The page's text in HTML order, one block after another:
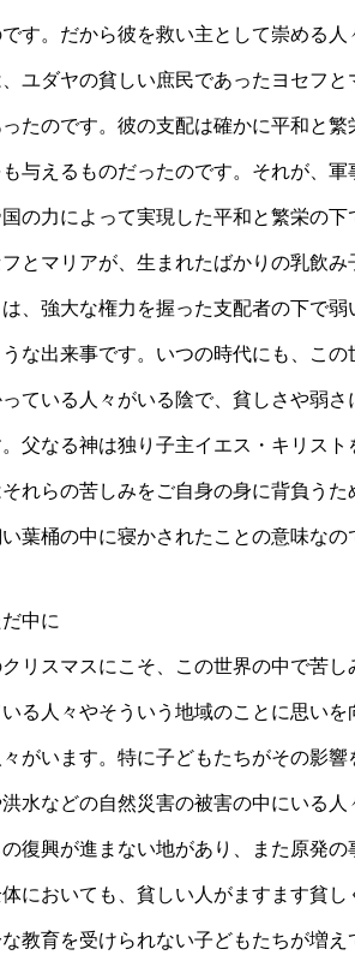
す。だから彼を救い主として崇める
ユダヤの貧しい庶民であったヨセフ
たのです。彼の支配は確かに平和と
与えるものだったのです。それが、
の力によって実現した平和と繁栄の
とマリアが、生まれたばかりの乳飲
、強大な権力を握った支配者の下で
な出来事です。いつの時代にも、こ
ている人々がいる陰で、貧しさや弱
父なる神は独り子主イエス・キリス
れらの苦しみをご自身の身に背負う
葉桶の中に寝かされたことの意味なの
だ中に
リスマスにこそ、この世界の中で苦し
る人々やそういう地域のことに思い
がいます。特に子どもたちがその影
水などの自然災害の被害の中にいる
復興が進まない地があり、また原発
においても、貧しい人がますます貧
教育を受けられない子どもたちが増